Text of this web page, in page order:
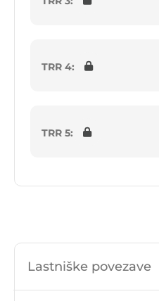
TRR 4:
TRR 5:
Lastniške povezave